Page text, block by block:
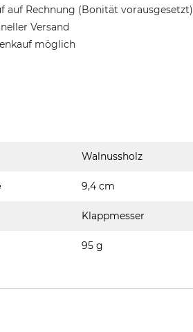
auf Rechnung (Bonität vorausgesetzt)
Versand
möglich
Walnussholz
9,4 cm
Klappmesser
95 g